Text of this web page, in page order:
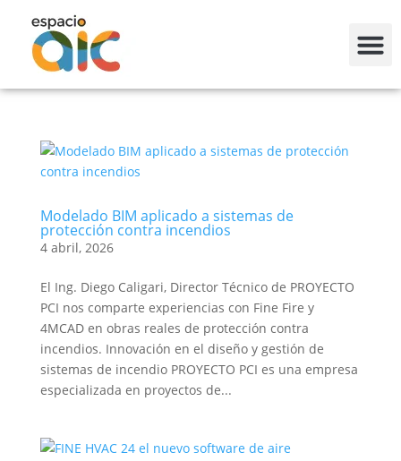
Modelado BIM aplicado a sistemas de
protección contra incendios
4 abril, 2026
El Ing. Diego Caligari, Director Técnico de PROYECTO
PCI nos comparte experiencias con Fine Fire y
4MCAD en obras reales de protección contra
incendios. Innovación en el diseño y gestión de
sistemas de incendio PROYECTO PCI es una empresa
especializada en proyectos de...